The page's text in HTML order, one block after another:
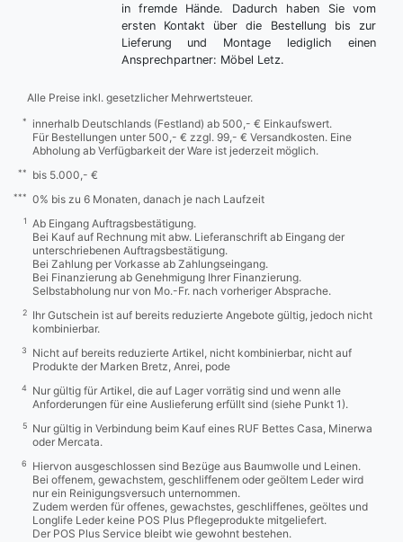
in fremde Hände. Dadurch haben Sie vom
ersten Kontakt über die Bestellung bis zur
Lieferung und Montage lediglich einen
Ansprechpartner: Möbel Letz.
Alle Preise inkl. gesetzlicher Mehrwertsteuer.
*
innerhalb Deutschlands (Festland) ab 500,- € Einkaufswert.
Für Bestellungen unter 500,- € zzgl. 99,- € Versandkosten. Eine
Abholung ab Verfügbarkeit der Ware ist jederzeit möglich.
** bis 5.000,- €
*** 0% bis zu 6 Monaten, danach je nach Laufzeit
1
Ab Eingang Auftragsbestätigung.
Bei Kauf auf Rechnung mit abw. Lieferanschrift ab Eingang der
unterschriebenen Auftragsbestätigung.
Bei Zahlung per Vorkasse ab Zahlungseingang.
Bei Finanzierung ab Genehmigung Ihrer Finanzierung.
Selbstabholung nur von Mo.-Fr. nach vorheriger Absprache.
2
Ihr Gutschein ist auf bereits reduzierte Angebote gültig, jedoch nicht
kombinierbar.
3
Nicht auf bereits reduzierte Artikel, nicht kombinierbar, nicht auf
Produkte der Marken Bretz, Anrei, pode
4
Nur gültig für Artikel, die auf Lager vorrätig sind und wenn alle
Anforderungen für eine Auslieferung erfüllt sind (siehe Punkt 1).
5
Nur gültig in Verbindung beim Kauf eines RUF Bettes Casa, Minerwa
oder Mercata.
6
Hiervon ausgeschlossen sind Bezüge aus Baumwolle und Leinen.
Bei offenem, gewachstem, geschliffenem oder geöltem Leder wird
nur ein Reinigungsversuch unternommen.
Zudem werden für offenes, gewachstes, geschliffenes, geöltes und
Longlife Leder keine POS Plus Pflegeprodukte mitgeliefert.
Der POS Plus Service bleibt wie gewohnt bestehen.